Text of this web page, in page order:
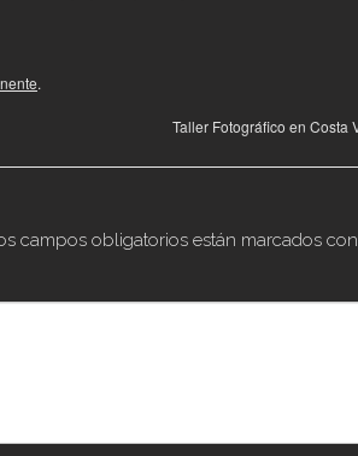
.
Taller Fotográfico en Costa
campos obligatorios están marcados con